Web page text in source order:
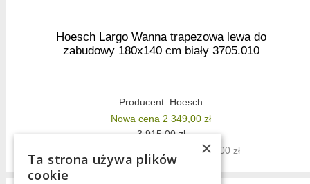
Hoesch Largo Wanna trapezowa lewa do
zabudowy 180x140 cm biały 3705.010
Producent: Hoesch
Nowa cena 2 349,00 zł
3 915,00 zł
Najniższa cena z 30 dni: 3 915,00 zł
×
Ta strona używa plików
cookie